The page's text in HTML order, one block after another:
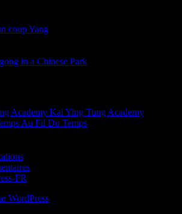
coup Yang
in a Chinese Park
Kai Ying Tung Academy
Au Fil Du Temps
FR
WordPress